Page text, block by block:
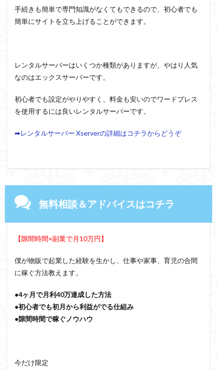
手続きも簡単で専門知識がなくてもできるので、初心者でも
簡単にサイトを立ち上げることができます。
レンタルサーバーはいくつか種類がありますが、やはり人気
なのはエックスサーバーです。
初心者でも設定がやりやすく、料金も安いのでワードプレス
を使用するには良いレンタルサーバーです。
➡レンタルサーバー Xserverの詳細はコチラからどうぞ
無料相談＆アドバイスはコチラ
【隙間時間×副業で月10万円】
僕が物販で起業した経験を生かし、仕事や家事、育児の合間
に稼ぐ方法教えます。
●4ヶ月で月利40万達成した方法
●初心者でも初月から利益がでる仕組み
●隙間時間で稼ぐノウハウ
今だけ限定